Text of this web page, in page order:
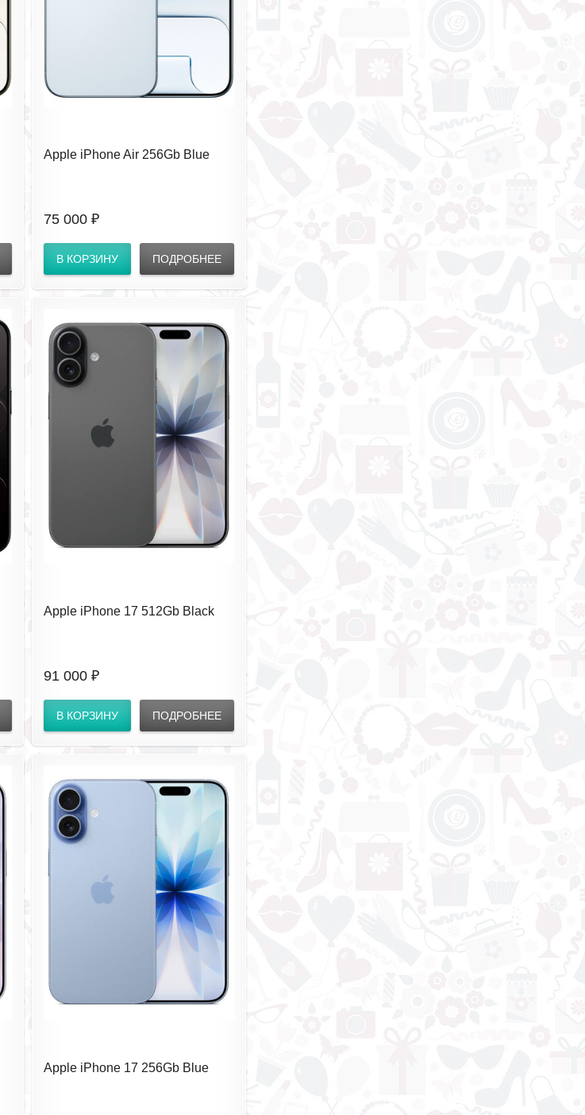
Apple iPhone Air 256Gb Blue
75 000 ₽
В КОРЗИНУ ПОДРОБНЕЕ
Apple iPhone 17 512Gb Black
91 000 ₽
В КОРЗИНУ ПОДРОБНЕЕ
Apple iPhone 17 256Gb Blue